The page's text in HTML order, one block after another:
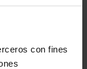
con fines